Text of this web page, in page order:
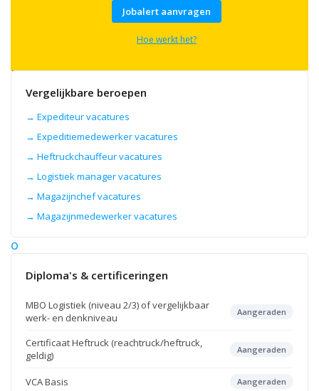
als
Warehouse
Logistiek
Orderpicker.
aug
o
Jobalert aanvragen
Hoe werkt het?
Vergelijkbare beroepen
→ Expediteur vacatures
→ Expeditiemedewerker vacatures
→ Heftruckchauffeur vacatures
→ Logistiek manager vacatures
→ Magazijnchef vacatures
→ Magazijnmedewerker vacatures
Diploma's & certificeringen
MBO Logistiek (niveau 2/3) of vergelijkbaar
werk- en denkniveau
Aangeraden
Certificaat Heftruck (reachtruck/heftruck,
geldig)
Aangeraden
VCA Basis Aangeraden